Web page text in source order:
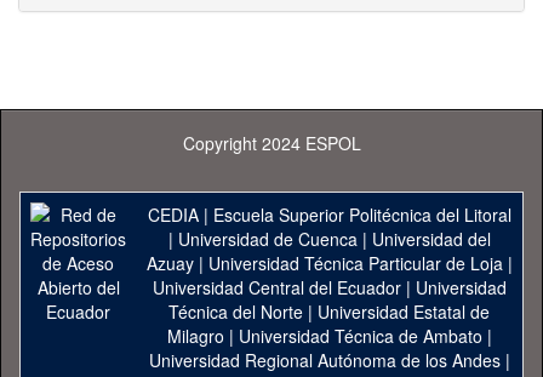
Copyright 2024 ESPOL
CEDIA| Escuela Superior Politécnica del Litoral
| Universidad de Cuenca| Universidad del
Azuay| Universidad Técnica Particular de Loja|
Universidad Central del Ecuador| Universidad
Técnica del Norte | Universidad Estatal de
Milagro | Universidad Técnica de Ambato |
Universidad Regional Autónoma de los Andes|